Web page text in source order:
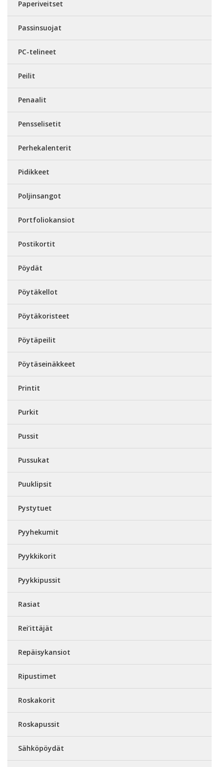
Paperiveitset
Passinsuojat
PC-telineet
Peilit
Penaalit
Pensselisetit
Perhekalenterit
Pidikkeet
Poljinsangot
Portfoliokansiot
Postikortit
Pöydät
Pöytäkellot
Pöytäkoristeet
Pöytäpeilit
Pöytäseinäkkeet
Printit
Purkit
Pussit
Pussukat
Puuklipsit
Pystytuet
Pyyhekumit
Pyykkikorit
Pyykkipussit
Rasiat
Rei’ittäjät
Repäisykansiot
Ripustimet
Roskakorit
Roskapussit
Sähköpöydät